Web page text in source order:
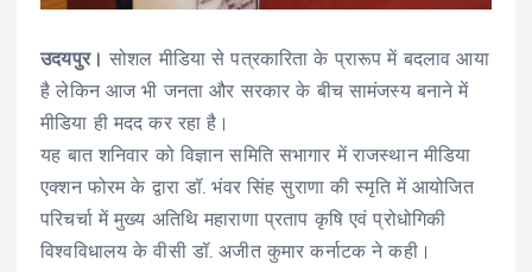
उदयपुर।सोशल मीडिया से पत्रकारिता के प्रारूप में बदलाव आया
है लेकिन आज भी जनता और सरकार के बीच सामंजस्य बनाने में
मीडिया ही मदद कर रहा है।
यह बात शनिवार को विज्ञान समिति सभागार में राजस्थान मीडिया
एक्शन फोरम के द्वारा डॉ. भंवर सिंह सुराणा की स्मृति में आयोजित
परिचर्चा में मुख्य अतिथि महाराणा प्रताप कृषि एवं प्रोधोगिकी
विश्वविधालय के वीसी डॉ. अजीत कुमार कर्नाटक ने कही।